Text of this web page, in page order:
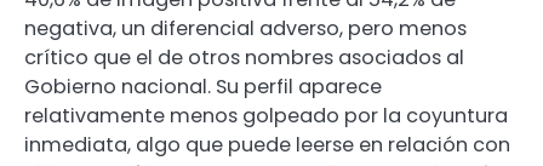
negativa, un diferencial adverso, pero menos
crítico que el de otros nombres asociados al
Gobierno nacional. Su perfil aparece
relativamente menos golpeado por la coyuntura
inmediata, algo que puede leerse en relación con